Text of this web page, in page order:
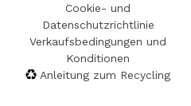
Cookie- und
Datenschutzrichtlinie
Verkaufsbedingungen und
Konditionen
Anleitung zum Recycling